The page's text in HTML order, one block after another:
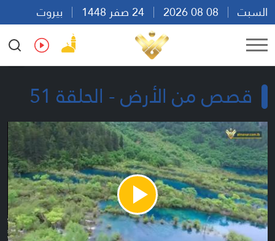
السبت
بيروت
06:08
Ar En Fr Es
قصص من الأرض - الحلقة 51
Play
Video